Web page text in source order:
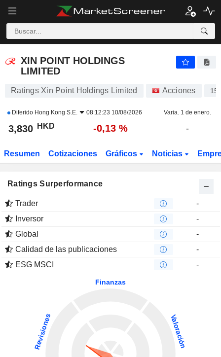
XIN POINT HOLDINGS LIMITED
XIN POINT HOLDINGS
LIMITED
Ratings Xin Point Holdings Limited Acciones
Diferido Hong Kong S.E. 08:12:23 10/08/2026 Varia. 1 de enero.
3,830 HKD -0,13 % -
Resumen Cotizaciones Gráficos Noticias
Ratings Surperformance
Trader
-
Inversor
-
Global
-
Calidad de las publicaciones
-
ESG MSCI
-